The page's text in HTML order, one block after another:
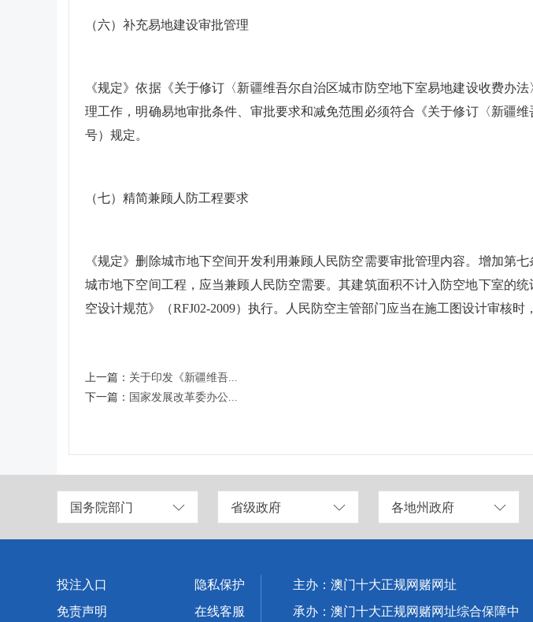
（六）补充易地建设审批管理
《规定》依据《关于修订〈新疆维吾尔自治区城市防空地下室易地建设收费办
理工作，明确易地审批条件、审批要求和减免范围必须符合《关于修订〈新疆
号）规定。
（七）精简兼顾人防工程要求
《规定》删除城市地下空间开发利用兼顾人民防空需要审批管理内容。增加第
城市地下空间工程，应当兼顾人民防空需要。其建筑面积不计入防空地下室的
空设计规范》（RFJ02-2009）执行。人民防空主管部门应当在施工图设计审核时
上一篇： 关于印发《新疆维吾...
下一篇： 国家发展改革委办公...
国务院部门 省级政府 各地州政府
投注入口
隐私保护
免责声明
在线客服
主办：澳门十大正规网赌网址
承办：澳门十大正规网赌网址综合保障中